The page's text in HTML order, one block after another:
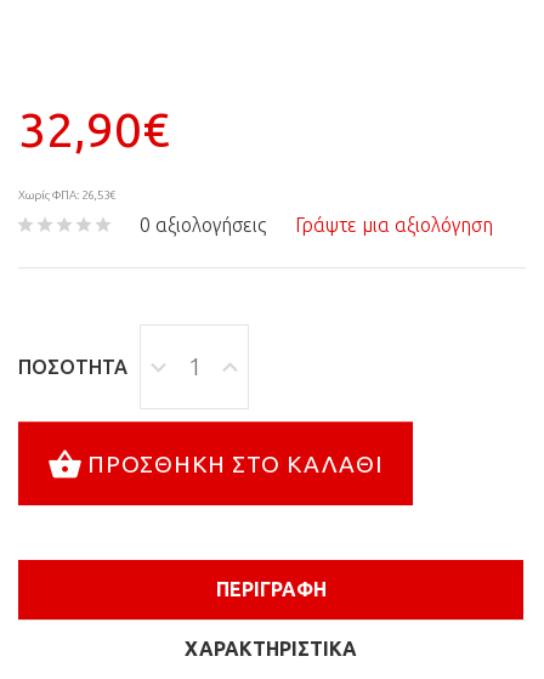
32,90€
Χωρίς ΦΠΑ: 26,53€
0 αξιολογήσεις Γράψτε μια αξιολόγηση
ΠΟΣΌΤΗΤΑ
ΠΡΟΣΘΉΚΗ ΣΤΟ ΚΑΛΆΘΙ
ΠΕΡΙΓΡΑΦΉ
ΧΑΡΑΚΤΗΡΙΣΤΙΚΆ